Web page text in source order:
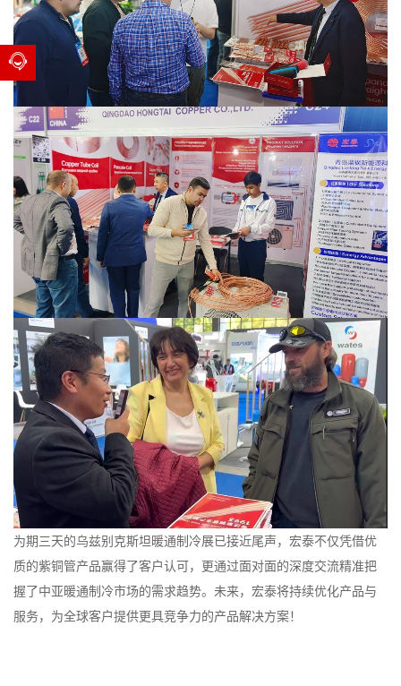
为期三天的乌兹别克斯坦暖通制冷展已接近尾声，宏泰不仅凭借优
质的紫铜管产品赢得了客户认可，更通过面对面的深度交流精准把
握了中亚暖通制冷市场的需求趋势。未来，宏泰将持续优化产品与
服务，为全球客户提供更具竞争力的产品解决方案！